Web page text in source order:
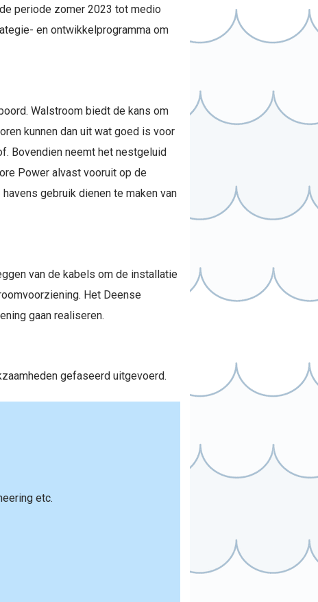
periode zomer 2023 tot medio
en ontwikkelprogramma om
Walstroom biedt de kans om
kunnen dan uit wat goed is voor
Bovendien neemt het nestgeluid
Power alvast vooruit op de
gebruik dienen te maken van
van de kabels om de installatie
Het Deense
gaan realiseren.
gefaseerd uitgevoerd.
etc.